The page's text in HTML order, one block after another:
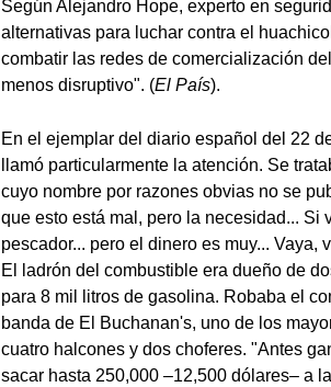
Según Alejandro Hope, experto en
alternativas para luchar contra el
combatir las redes de comercialización
menos disruptivo". (El País).
En el ejemplar del diario español del 22
llamó particularmente la atención. Se
cuyo nombre por razones obvias no se
que esto está mal, pero la necesidad...
pescador... pero el dinero es muy...
El ladrón del combustible era dueño de
para 8 mil litros de gasolina. Robaba el
banda de El Buchanan's, uno de los
cuatro halcones y dos choferes. "Antes
sacar hasta 250,000 –12,500 dólares– a